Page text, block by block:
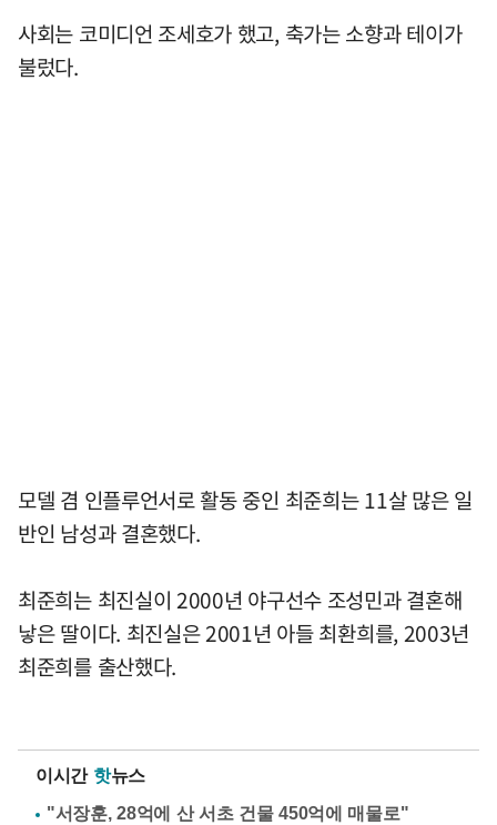
사회는 코미디언 조세호가 했고, 축가는 소향과 테이가
불렀다.
모델 겸 인플루언서로 활동 중인 최준희는 11살 많은 일
반인 남성과 결혼했다.
최준희는 최진실이 2000년 야구선수 조성민과 결혼해
낳은 딸이다. 최진실은 2001년 아들 최환희를, 2003년
최준희를 출산했다.
이시간 핫뉴스
"서장훈, 28억에 산 서초 건물 450억에 매물로"